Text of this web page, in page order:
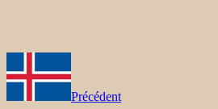
Précédent